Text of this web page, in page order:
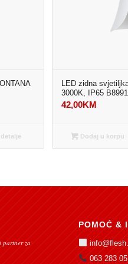
LED zidna
3000K, IP65
42,00KM
Dodaj u korpu
partner za
POMOĆ &
063 283